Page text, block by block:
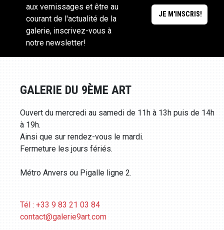
aux vernissages et être au
courant de l'actualité de la
galerie, inscrivez-vous à
notre newsletter!
GALERIE DU 9ÈME ART
Ouvert du mercredi au samedi de 11h à 13h puis de 14h
à 19h.
Ainsi que sur rendez-vous le mardi.
Fermeture les jours fériés.
Métro Anvers ou Pigalle ligne 2.
Tél : +33 9 83 21 03 84
contact@galerie9art.com